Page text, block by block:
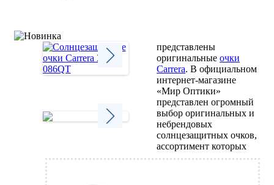
представлены
оригинальныеочки
Carrera. В официальном
интернет-магазине
«Мир Оптики»
представлен огромный
выбор оригинальных и
небрендовых
солнцезащитных очков,
ассортимент которых